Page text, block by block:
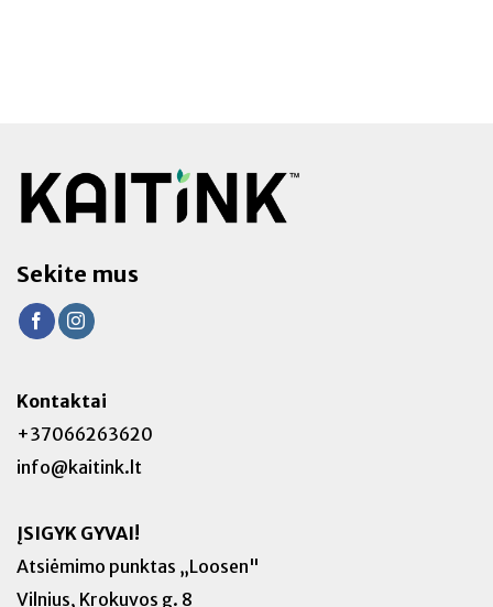
Sekite mus
Kontaktai
+37066263620
info@kaitink.lt
ĮSIGYK GYVAI!
Atsiėmimo punktas „Loosen"
Vilnius, Krokuvos g. 8